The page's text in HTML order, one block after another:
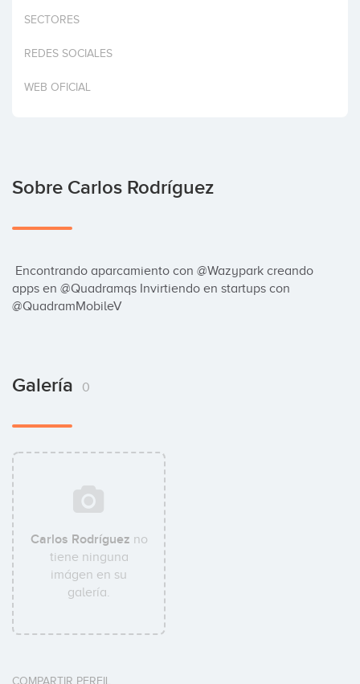
Invertir
SECTORES
REDES SOCIALES
WEB OFICIAL
Sobre Carlos Rodríguez
apps en @Quadramqs Invirtiendo en startups con
@QuadramMobileV
Galería 0
Carlos Rodríguez no
tiene ninguna
imágen en su
galería.
COMPARTIR PERFIL